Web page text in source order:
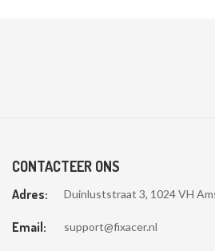
CONTACTEER ONS
Adres: Duinluststraat 3, 1024 VH
Email: support@fixacer.nl